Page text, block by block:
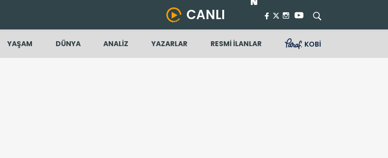
CANLI
YAŞAM DÜNYA ANALİZ YAZARLAR RESMİ İLANLAR KOBİ